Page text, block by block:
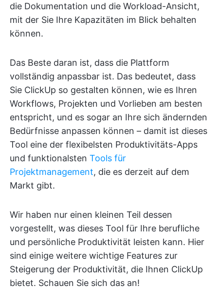
die Dokumentation und die Workload-Ansicht,
mit der Sie Ihre Kapazitäten im Blick behalten
können.
Das Beste daran ist, dass die Plattform
vollständig anpassbar ist. Das bedeutet, dass
Sie ClickUp so gestalten können, wie es Ihren
Workflows, Projekten und Vorlieben am besten
entspricht, und es sogar an Ihre sich ändernden
Bedürfnisse anpassen können – damit ist dieses
Tool eine der flexibelsten Produktivitäts-Apps
und funktionalsten Tools für
Projektmanagement, die es derzeit auf dem
Markt gibt.
Wir haben nur einen kleinen Teil dessen
vorgestellt, was dieses Tool für Ihre berufliche
und persönliche Produktivität leisten kann. Hier
sind einige weitere wichtige Features zur
Steigerung der Produktivität, die Ihnen ClickUp
bietet. Schauen Sie sich das an!